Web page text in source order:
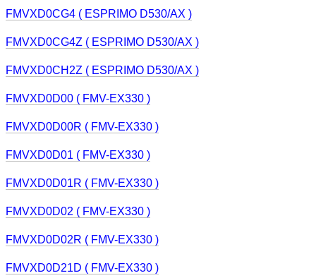
FMVXD0CG4 ( ESPRIMO D530/AX )
FMVXD0CG4Z ( ESPRIMO D530/AX )
FMVXD0CH2Z ( ESPRIMO D530/AX )
FMVXD0D00 ( FMV-EX330 )
FMVXD0D00R ( FMV-EX330 )
FMVXD0D01 ( FMV-EX330 )
FMVXD0D01R ( FMV-EX330 )
FMVXD0D02 ( FMV-EX330 )
FMVXD0D02R ( FMV-EX330 )
FMVXD0D21D ( FMV-EX330 )